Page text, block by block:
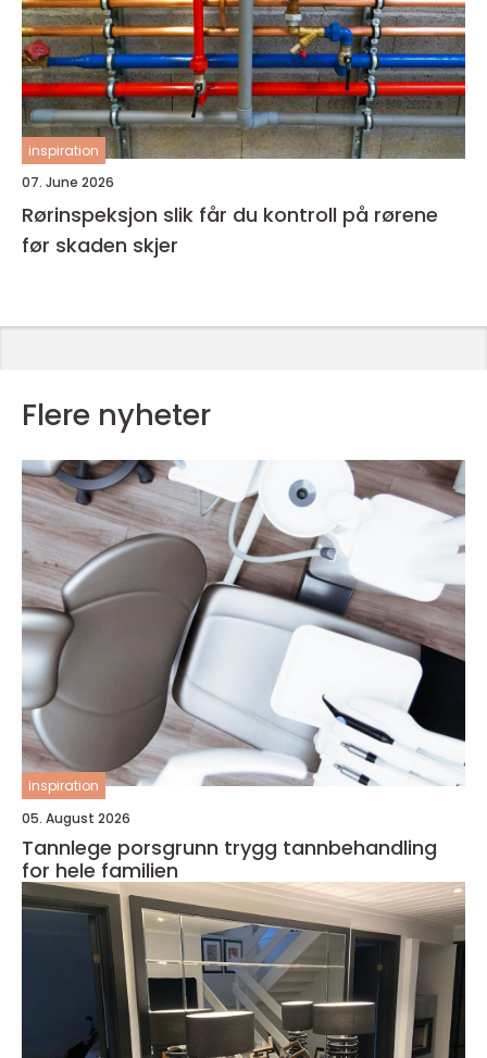
inspiration
07. June 2026
Rørinspeksjon slik får du kontroll på rørene
før skaden skjer
Flere nyheter
inspiration
05. August 2026
Tannlege porsgrunn trygg tannbehandling
for hele familien